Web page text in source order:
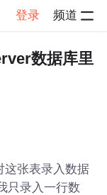
登录 频道
数据库里
张表录入数据
只录入一行数